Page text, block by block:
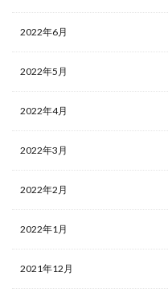
2022年6月
2022年5月
2022年4月
2022年3月
2022年2月
2022年1月
2021年12月